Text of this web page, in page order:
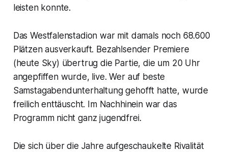
leisten konnte.
Das Westfalenstadion war mit damals noch 68.600
Plätzen ausverkauft. Bezahlsender Premiere
(heute Sky) übertrug die Partie, die um 20 Uhr
angepfiffen wurde, live. Wer auf beste
Samstagabendunterhaltung gehofft hatte, wurde
freilich enttäuscht. Im Nachhinein war das
Programm nicht ganz jugendfrei.
Die sich über die Jahre aufgeschaukelte Rivalität